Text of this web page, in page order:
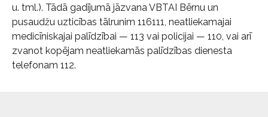
u. tml.). Tādā gadījumā jāzvana VBTAI Bērnu un
pusaudžu uzticības tālrunim 116111, neatliekamajai
medicīniskajai palīdzībai — 113 vai policijai — 110, vai arī
zvanot kopējam neatliekamās palīdzības dienesta
telefonam 112.